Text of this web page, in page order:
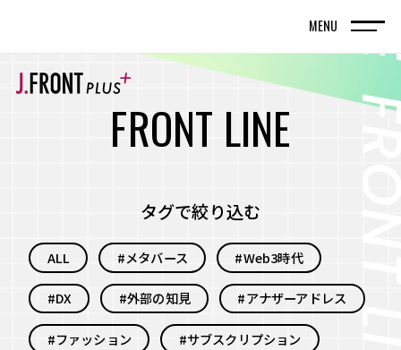
MENU
TOP トップページ
SPECIAL EDITION 特集記事
百貨店が街の新しい風景を編んでいく。神戸旧居
留地で体現する、共創型まちづくりの実践
FRONT LINE
タグで絞り込む
ALL #メタバース #Web3時代
#DX #外部の知見 #アナザーアドレス
#ファッション #サブスクリプション